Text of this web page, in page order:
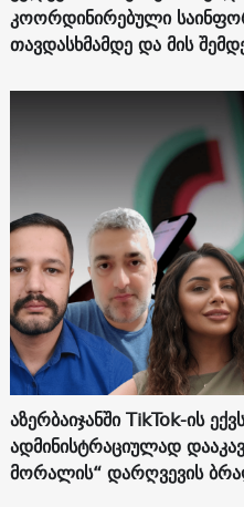
კოორდინირებული
თავდასხმამდე და მის
აზერბაიჯანში TikTok-ის
ადმინისტრაციულად
მორალის“ დარღვევის